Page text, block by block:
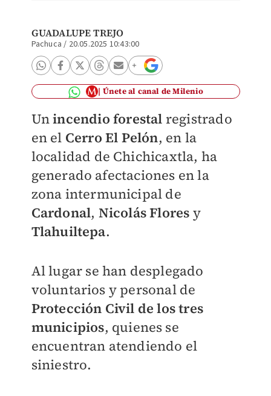
GUADALUPE TREJO
Pachuca / 20.05.2025 10:43:00
Únete al canal de Milenio
Unincendio forestal registrado
en el Cerro El Pelón, en la
localidad de Chichicaxtla, ha
generado afectaciones en la
zona intermunicipal de
Cardonal, NicolásFlores y
Tlahuiltepa.
Al lugar se han desplegado
voluntarios y personal de
Protección Civil de los tres
municipios, quienes se
encuentran atendiendo el
siniestro.